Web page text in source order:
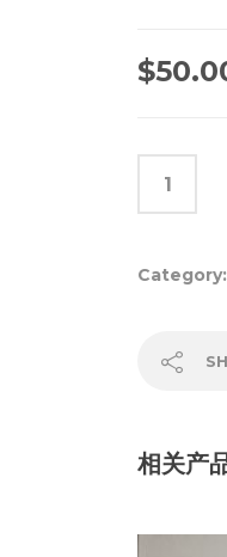
$
Category:
相关产